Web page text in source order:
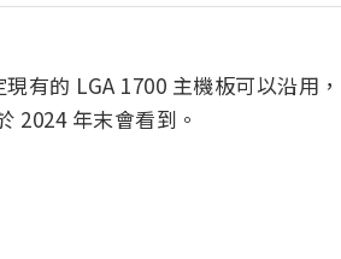
有的 LGA 1700 主機板可以沿用
2024 年末會看到。